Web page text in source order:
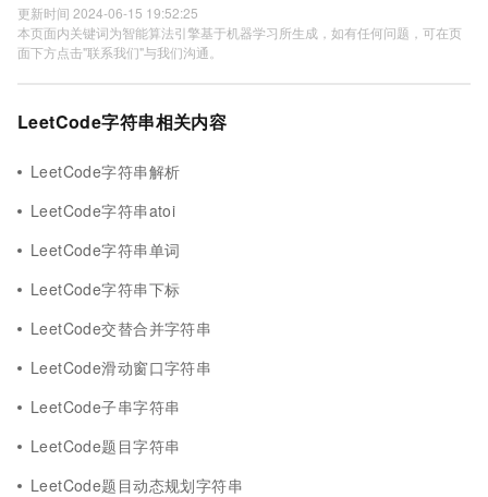
更新时间 2024-06-15 19:52:25
本页面内关键词为智能算法引擎基于机器学习所生成，如有任何问题，可在页
面下方点击"联系我们"与我们沟通。
LeetCode字符串相关内容
LeetCode字符串解析
LeetCode字符串atoi
LeetCode字符串单词
LeetCode字符串下标
LeetCode交替合并字符串
LeetCode滑动窗口字符串
LeetCode子串字符串
LeetCode题目字符串
LeetCode题目动态规划字符串